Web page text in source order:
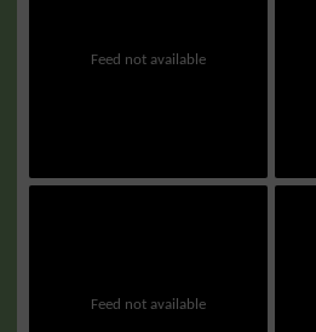
Feed not available
Feed not available